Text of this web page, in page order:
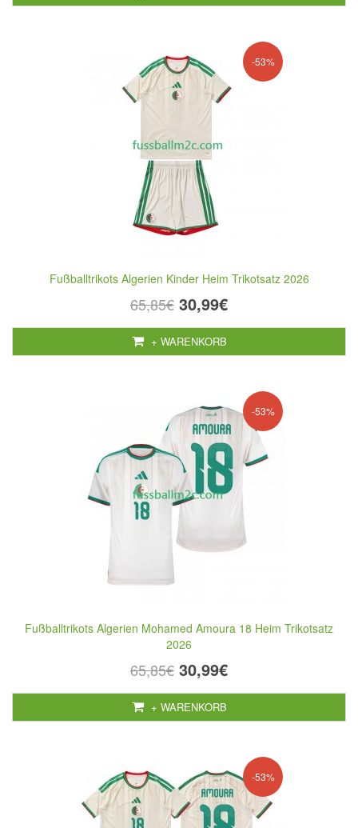
-53%
Fußballtrikots Algerien Kinder Heim Trikotsatz 2026
65,85€ 30,99€
+ WARENKORB
-53%
Fußballtrikots Algerien Mohamed Amoura 18 Heim Trikotsatz
2026
65,85€ 30,99€
+ WARENKORB
-53%